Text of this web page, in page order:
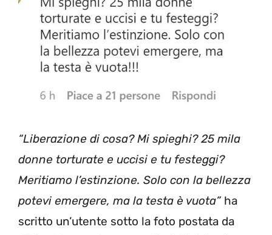
“Liberazione di cosa? Mi spieghi? 25 mila
donne torturate e uccisi e tu festeggi?
Meritiamo l’estinzione. Solo con la bellezza
potevi emergere, ma la testa è vuota”ha
scritto un’utente sotto la foto postata da